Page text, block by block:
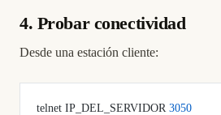
4. Probar conectividad
Desde una estación cliente:
telnet IP_DEL_SERVIDOR 3050